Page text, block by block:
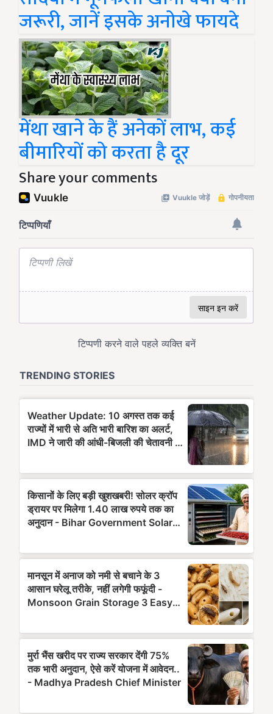
जरूरी, जानें इसके अनोखे फायदे
मेंथा खाने के हैं अनेकों लाभ, कई
बीमारियों को करता है दूर
Share your comments